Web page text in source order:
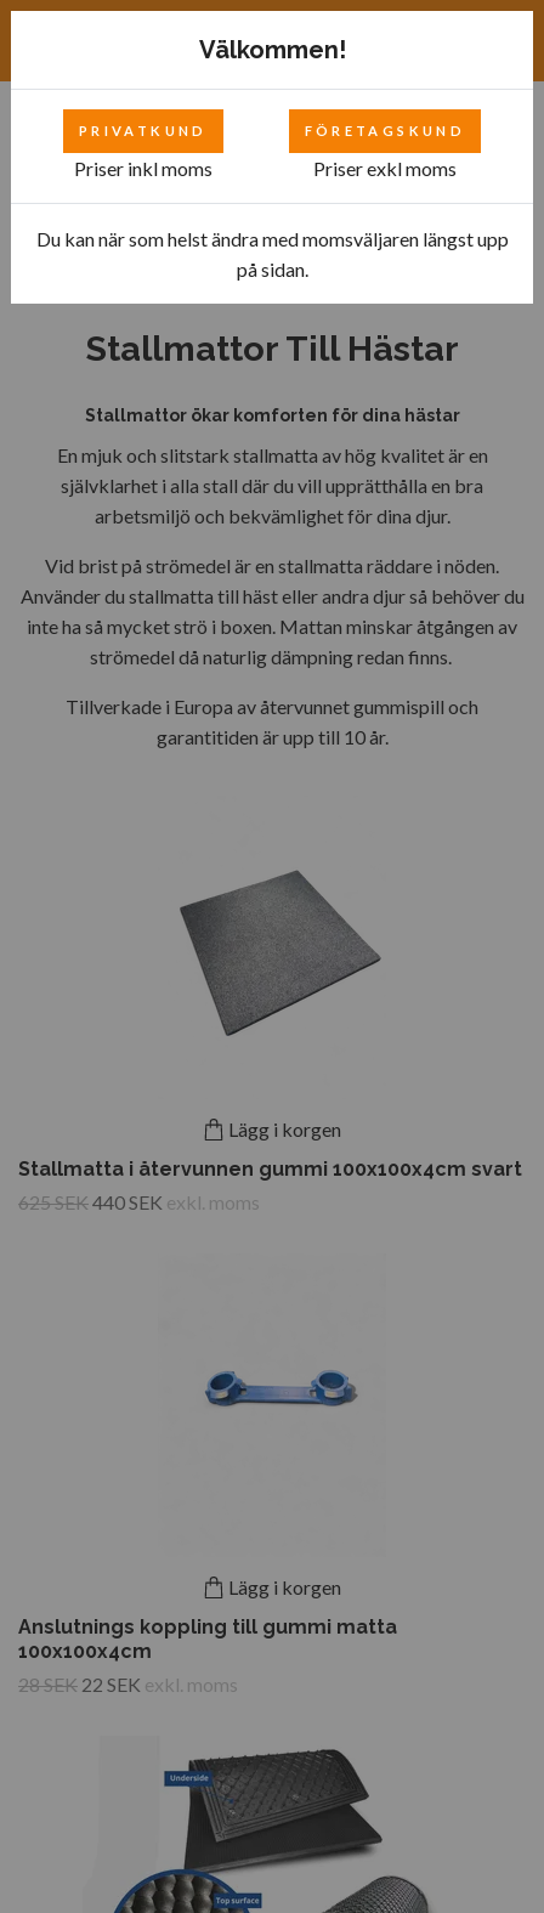
Stallmattor Till Hästar
Stallmattor Till Hästar
Stallmattor ökar komforten för dina hästar
En mjuk och slitstark stallmatta av hög kvalitet är en
självklarhet i alla stall där du vill upprätthålla en bra
arbetsmiljö och bekvämlighet för dina djur.
Vid brist på strömedel är en stallmatta räddare i nöden.
Använder du stallmatta till häst eller andra djur så behöver du
inte ha så mycket strö i boxen. Mattan minskar åtgången av
strömedel då naturlig dämpning redan finns.
Tillverkade i Europa av återvunnet gummispill och
garantitiden är upp till 10 år.
Lägg i korgen
Stallmatta i återvunnen gummi 100x100x4cm svart
625 SEK440 SEK exkl. moms
Lägg i korgen
Anslutnings koppling till gummi matta
100x100x4cm
28 SEK 22 SEK exkl. moms
Välkommen!
PRIVATKUND
Priser inkl moms
FÖRETAGSKUND
Priser exkl moms
Du kan när som helst ändra med momsväljaren längst upp
på sidan.